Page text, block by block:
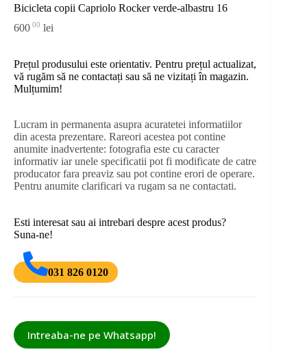
Bicicleta copii Capriolo Rocker verde-albastru 16
600 00 lei
Prețul produsului este orientativ. Pentru prețul actualizat,
vă rugăm să ne contactați sau să ne vizitați în magazin.
Mulțumim!
Lucram in permanenta asupra acuratetei informatiilor
din acesta prezentare. Rareori acestea pot contine
anumite inadvertente: fotografia este cu caracter
informativ iar unele specificatii pot fi modificate de catre
producator fara preaviz sau pot contine erori de operare.
Pentru anumite clarificari va rugam sa ne contactati.
Esti interesat sau ai intrebari despre acest produs?
Suna-ne!
031 826 0120
Intreaba-ne pe Whatsapp!